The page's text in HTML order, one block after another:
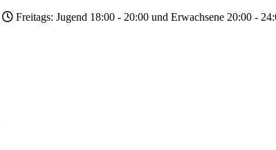
Freitags: Jugend 18:00 - 20:00 und Erwachsene 20:00 -